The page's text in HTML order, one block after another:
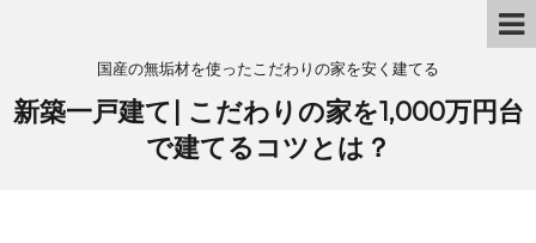
国産の無垢材を使ったこだわりの家を安く建てる
新築一戸建て| こだわりの家を1,000万円台
で建てるコツとは？